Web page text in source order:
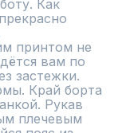
Как
принтом не
вам по
застежки.
Край борта
Рукав
плечевым